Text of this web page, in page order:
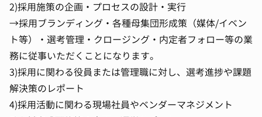
2)採用施策の企画・プロセスの設計・実行
→採用ブランディング・各種母集団形成策（媒体/イベン
ト等）・選考管理・クロージング・内定者フォロー等の業
務に従事いただくことになります。
3)採用に関わる役員または管理職に対し、選考進捗や課題
解決策のレポート
4)採用活動に関わる現場社員やベンダーマネジメント